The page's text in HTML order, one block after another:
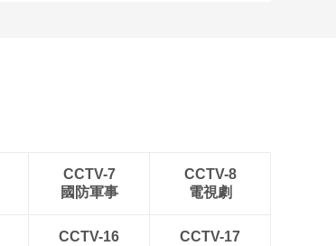
CCTV-7
國防軍事
CCTV-8
電視劇
CCTV-16
CCTV-17